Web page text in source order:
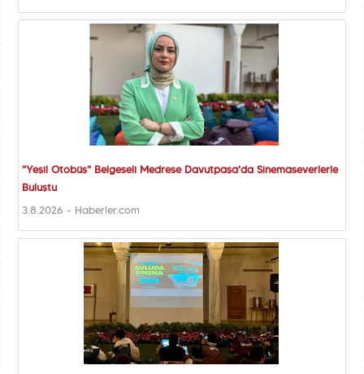
"Yeşil Otobüs" Belgeseli Medrese Davutpaşa'da Sinemaseverlerle
Buluştu
3.8.2026 - Haberler.com